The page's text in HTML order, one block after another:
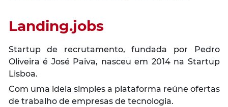
Landing.jobs
Startup de recrutamento, fundada por Pedro
Oliveira é José Paiva, nasceu em 2014 na Startup
Lisboa.
Com uma ideia simples a plataforma reúne ofertas
de trabalho de empresas de tecnologia.